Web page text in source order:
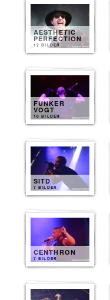
AESTHETIC
PERFECTION
12 BILDER
FUNKER
VOGT
10 BILDER
SITD
7 BILDER
CENTHRON
7 BILDER